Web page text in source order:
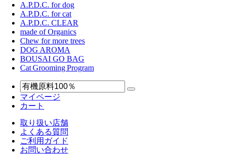
A.P.D.C. for dog
A.P.D.C. for cat
A.P.D.C. CLEAR
made of Organics
Chew for more trees
DOG AROMA
BOUSAI GO BAG
Cat Grooming Program
マイページ
カート
取り扱い店舗
よくある質問
ご利用ガイド
お問い合わせ